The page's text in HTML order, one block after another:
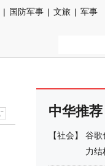
| 国防军事 | 文旅 | 军事
中华推荐
【社会】
谷歌
力结